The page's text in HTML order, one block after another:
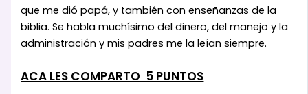
que me dió papá, y también con enseñanzas de la
biblia. Se habla muchísimo del dinero, del manejo y la
administración y mis padres me la leían siempre.
ACA LES COMPARTO 5 PUNTOS